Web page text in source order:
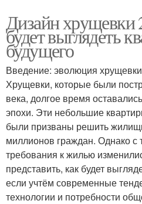
Дизайн хрущевки
будет выглядеть
будущего
Введение: эволюция хрущевки
Хрущевки, которые были
века, долгое время
эпохи. Эти небольшие
были призваны решить
миллионов граждан. Однако с
требования к жилью
представить, как будет
если учтём современные
технологии и потребности